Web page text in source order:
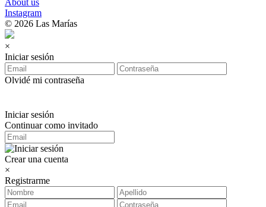
About us
Instagram
© 2026 Las Marías
×
Iniciar sesión
Olvidé mi contraseña
Iniciar sesión
Continuar como invitado
Crear una cuenta
×
Registrarme